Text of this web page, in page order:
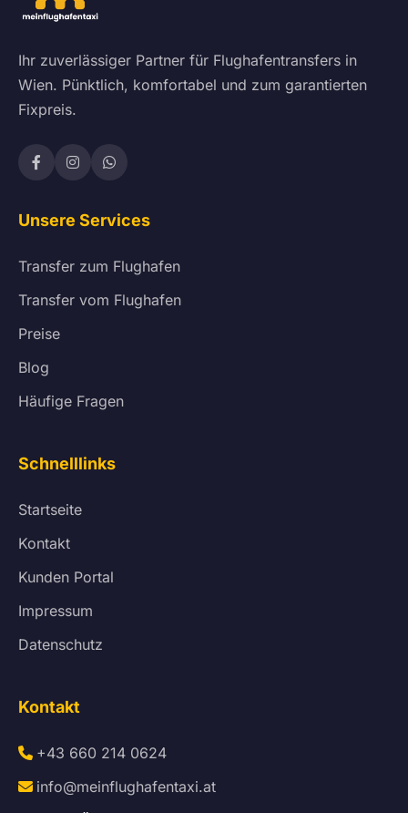
Ihr zuverlässiger Partner für Flughafentransfers in
Wien. Pünktlich, komfortabel und zum garantierten
Fixpreis.
Unsere Services
Transfer zum Flughafen
Transfer vom Flughafen
Preise
Blog
Häufige Fragen
Schnelllinks
Startseite
Kontakt
Kunden Portal
Impressum
Datenschutz
Kontakt
+43 660 214 0624
info@meinflughafentaxi.at